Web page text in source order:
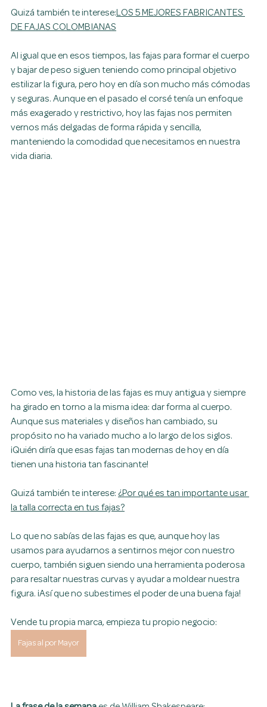
Quizá también te interese: LOS 5 MEJORES FABRICANTES
DE FAJAS COLOMBIANAS
Al igual que en esos tiempos, las fajas para formar el cuerpo
y bajar de peso siguen teniendo como principal objetivo
estilizar la figura, pero hoy en día son mucho más cómodas
y seguras. Aunque en el pasado el corsé tenía un enfoque
más exagerado y restrictivo, hoy las fajas nos permiten
vernos más delgadas de forma rápida y sencilla,
manteniendo la comodidad que necesitamos en nuestra
vida diaria.
Como ves, la historia de las fajas es muy antigua y siempre
ha girado en torno a la misma idea: dar forma al cuerpo.
Aunque sus materiales y diseños han cambiado, su
propósito no ha variado mucho a lo largo de los siglos.
¡Quién diría que esas fajas tan modernas de hoy en día
tienen una historia tan fascinante!
Quizá también te interese: ¿Por qué es tan importante usar
la talla correcta en tus fajas?
Lo que no sabías de las fajas es que, aunque hoy las
usamos para ayudarnos a sentirnos mejor con nuestro
cuerpo, también siguen siendo una herramienta poderosa
para resaltar nuestras curvas y ayudar a moldear nuestra
figura. ¡Así que no subestimes el poder de una buena faja!
Vende tu propia marca, empieza tu propio negocio:
Fajas al por Mayor